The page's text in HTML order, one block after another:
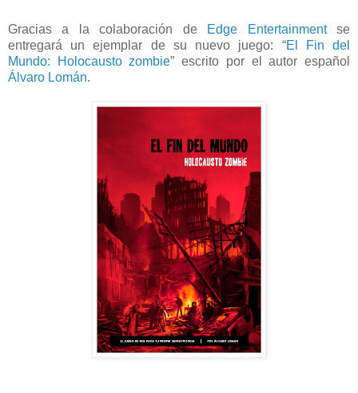
Gracias a la colaboración de Edge Entertainmentse
entregará un ejemplar de su nuevo juego: “El Fin del
Mundo: Holocausto zombie” escrito por el autor español
Álvaro Lomán.